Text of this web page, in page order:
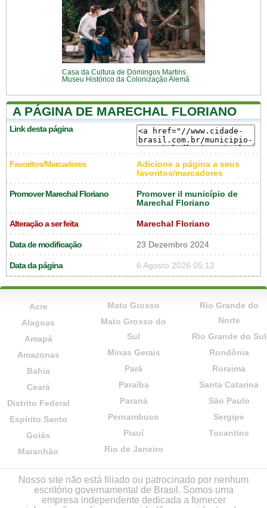
Casa da Cultura de Domingos Martins
Museu Histórico da Colonização Alemã
A PÁGINA DE MARECHAL FLORIANO
Link desta página
Favoritos/Marcadores
Adicione a página a seus
favoritos/marcadores
Promover Marechal Floriano
Promover il município de
Marechal Floriano
Alteração a ser feita Marechal Floriano
Data de modificação 23 Dezembro 2024
Data da página 6 Agosto 2026 05:12
Acre
Alagoas
Amapá
Amazonas
Bahia
Ceará
Distrito Federal
Espírito Santo
Goiás
Maranhão
Mato Grosso
Mato Grosso do
Sul
Minas Gerais
Pará
Paraíba
Paraná
Pernambuco
Piauí
Rio de Janeiro
Rio Grande do
Norte
Rio Grande do Sul
Rondônia
Roraima
Santa Catarina
São Paulo
Sergipe
Tocantins
Nosso site não está filiado ou patrocinado por nenhum
escritório governamental de Brasil. Somos uma
empresa independente dedicada a fornecer